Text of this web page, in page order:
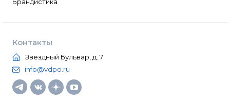
Брандистика
Контакты
Звездный Бульвар, д. 7
info@vdpo.ru